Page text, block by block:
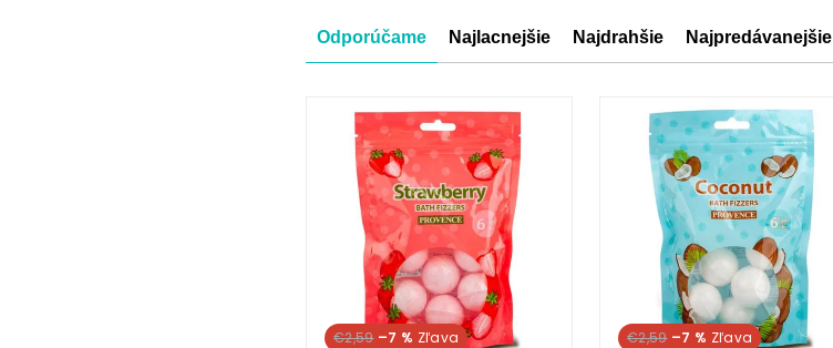
Radenie
Odporúčame Najlacnejšie Najdrahšie Najpredávanejšie
Výpis
produktov
€2,59 –7 % €2,59 –7 %